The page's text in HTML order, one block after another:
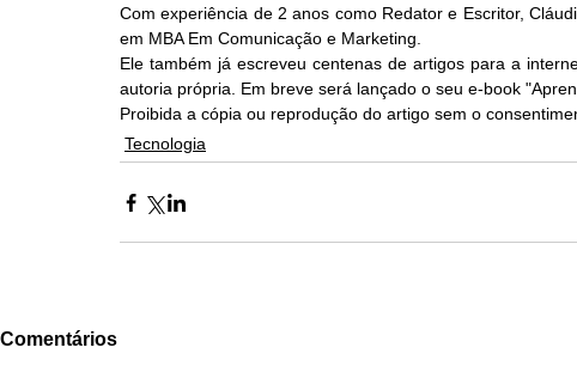
Com experiência de 2 anos como Redator e Escritor,
em MBA Em Comunicação e Marketing.
Ele também já escreveu centenas de artigos para a
autoria própria. Em breve será lançado o seu e-book
Proibida a cópia ou reprodução do artigo sem o
Tecnologia
Comentários